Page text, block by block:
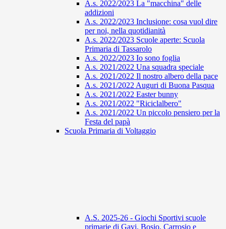
A.s. 2022/2023 La "macchina" delle
addizioni
A.s. 2022/2023 Inclusione: cosa vuol dire
per noi, nella quotidianità
A.s. 2022/2023 Scuole aperte: Scuola
Primaria di Tassarolo
A.s. 2022/2023 Io sono foglia
A.s. 2021/2022 Una squadra speciale
A.s. 2021/2022 Il nostro albero della pace
A.s. 2021/2022 Auguri di Buona Pasqua
A.s. 2021/2022 Easter bunny
A.s. 2021/2022 "Riciclalbero"
A.s. 2021/2022 Un piccolo pensiero per la
Festa del papà
Scuola Primaria di Voltaggio
A.S. 2025-26 - Giochi Sportivi scuole
primarie di Gavi, Bosio, Carrosio e